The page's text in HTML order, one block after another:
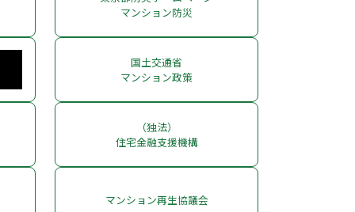
マンション防災
国土交通省
マンション政策
（独法）
住宅金融支援機構
マンション再生協議会